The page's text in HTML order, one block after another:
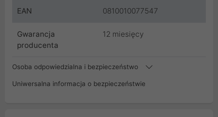
EAN 0810010077547
Gwarancja
producenta
12 miesięcy
Osoba odpowiedzialna i bezpieczeństwo
Uniwersalna informacja o bezpieczeństwie